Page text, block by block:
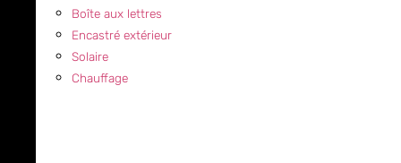
Boîte aux lettres
Encastré extérieur
Solaire
Chauffage